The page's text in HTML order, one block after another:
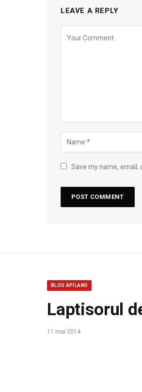
LEAVE A REPLY
Save my name, email,
BLOG APILAND
Laptisorul
11 mai 2014